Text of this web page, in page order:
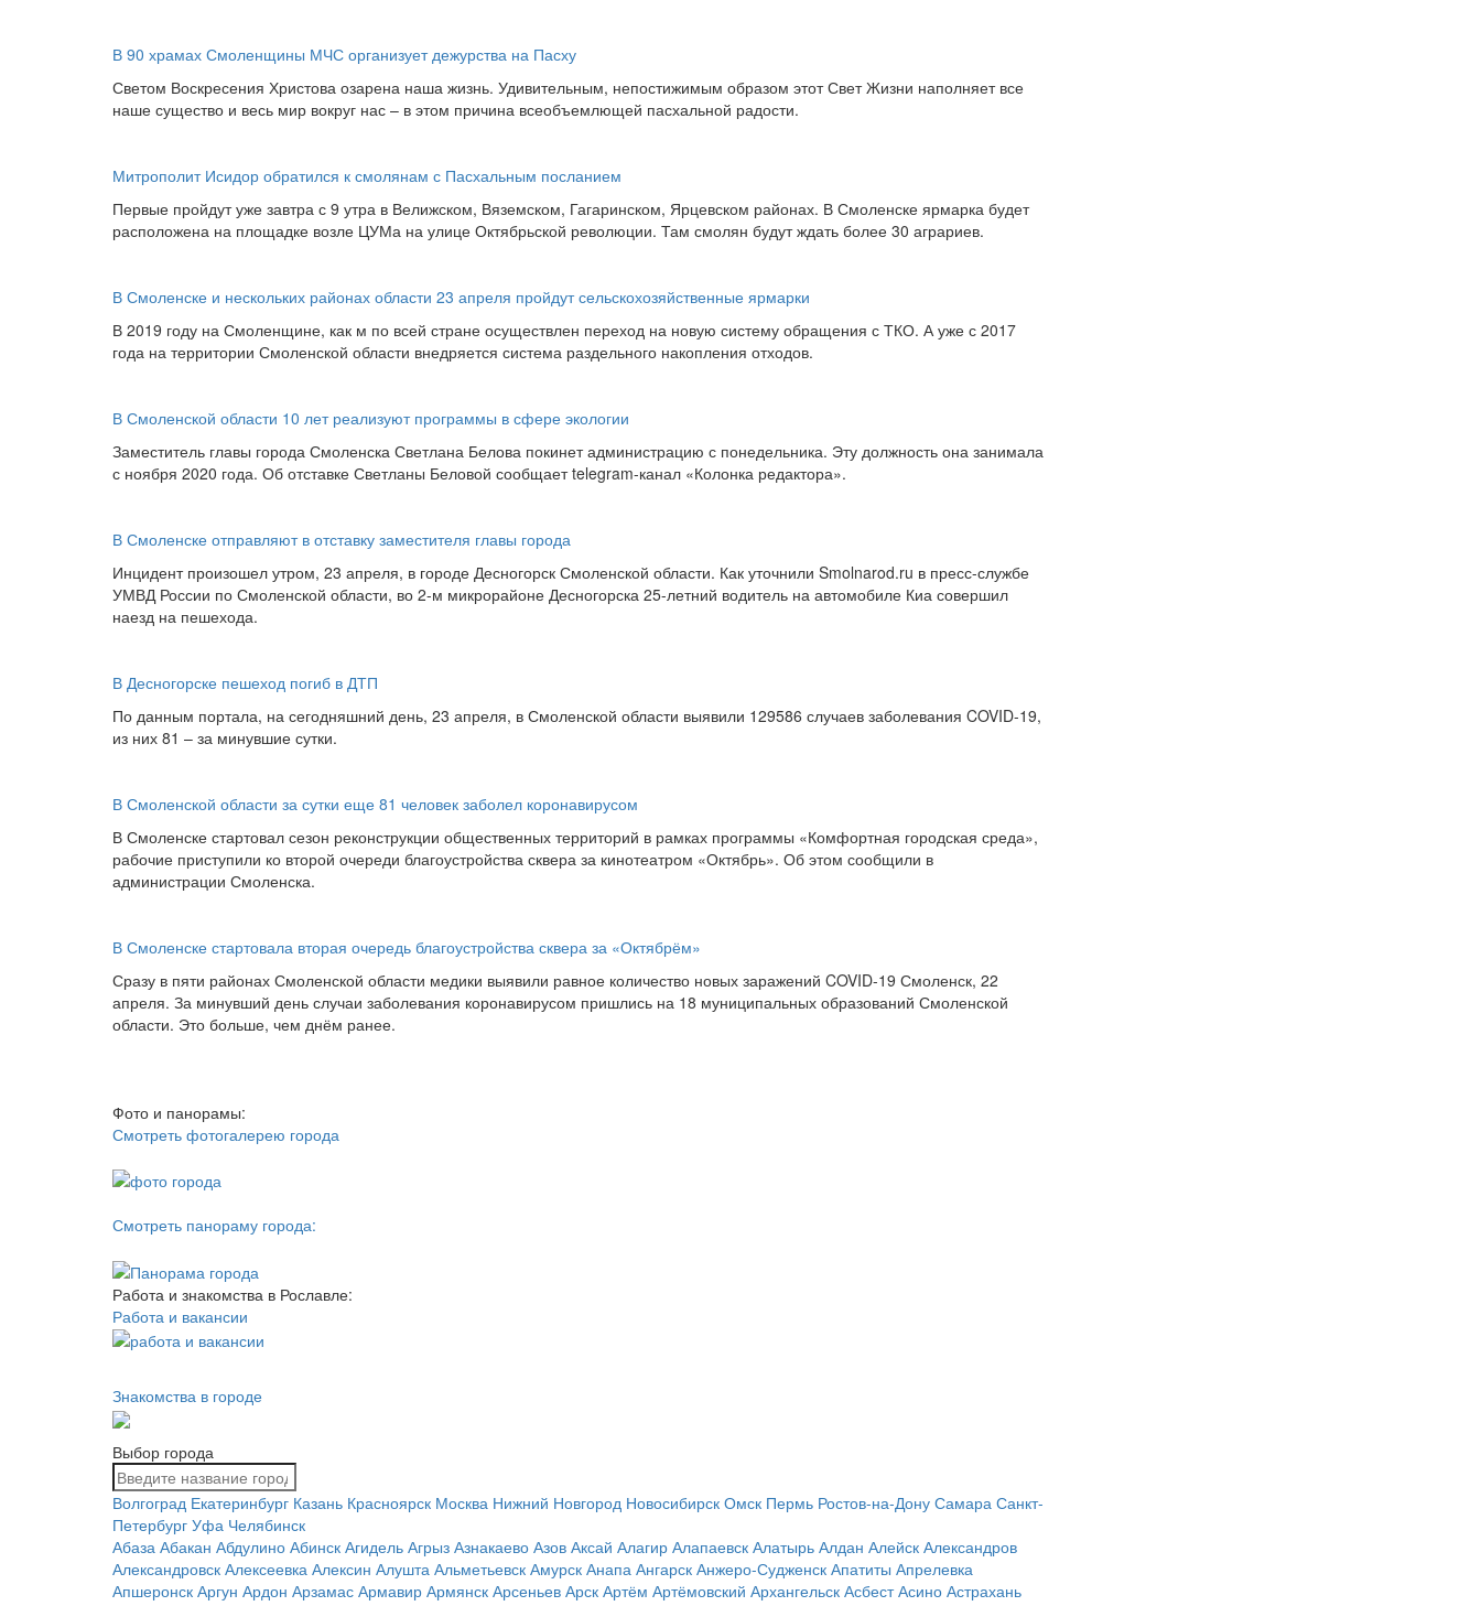
В 90 храмах Смоленщины МЧС организует дежурства на Пасху
Светом Воскресения Христова озарена наша жизнь. Удивительным, непостижимым образом этот Свет Жизни наполняет все
наше существо и весь мир вокруг нас – в этом причина всеобъемлющей пасхальной радости.
Митрополит Исидор обратился к смолянам с Пасхальным посланием
Первые пройдут уже завтра с 9 утра в Велижском, Вяземском, Гагаринском, Ярцевском районах. В Смоленске ярмарка будет
расположена на площадке возле ЦУМа на улице Октябрьской революции. Там смолян будут ждать более 30 аграриев.
В Смоленске и нескольких районах области 23 апреля пройдут сельскохозяйственные ярмарки
В 2019 году на Смоленщине, как м по всей стране осуществлен переход на новую систему обращения с ТКО. А уже с 2017
года на территории Смоленской области внедряется система раздельного накопления отходов.
В Смоленской области 10 лет реализуют программы в сфере экологии
Заместитель главы города Смоленска Светлана Белова покинет администрацию с понедельника. Эту должность она занимала
с ноября 2020 года. Об отставке Светланы Беловой сообщает telegram-канал «Колонка редактора».
В Смоленске отправляют в отставку заместителя главы города
Инцидент произошел утром, 23 апреля, в городе Десногорск Смоленской области. Как уточнили Smolnarod.ru в пресс-службе
УМВД России по Смоленской области, во 2-м микрорайоне Десногорска 25-летний водитель на автомобиле Киа совершил
наезд на пешехода.
В Десногорске пешеход погиб в ДТП
По данным портала, на сегодняшний день, 23 апреля, в Смоленской области выявили 129586 случаев заболевания COVID-19,
из них 81 – за минувшие сутки.
В Смоленской области за сутки еще 81 человек заболел коронавирусом
В Смоленске стартовал сезон реконструкции общественных территорий в рамках программы «Комфортная городская среда»,
рабочие приступили ко второй очереди благоустройства сквера за кинотеатром «Октябрь». Об этом сообщили в
администрации Смоленска.
В Смоленске стартовала вторая очередь благоустройства сквера за «Октябрём»
Сразу в пяти районах Смоленской области медики выявили равное количество новых заражений COVID-19 Смоленск, 22
апреля. За минувший день случаи заболевания коронавирусом пришлись на 18 муниципальных образований Смоленской
области. Это больше, чем днём ранее.
Фото и панорамы:
Смотреть фотогалерею города
Смотреть панораму города:
Работа и знакомства в Рославле:
Работа и вакансии
Знакомства в городе
Выбор города
Волгоград Екатеринбург Казань Красноярск Москва Нижний Новгород Новосибирск Омск Пермь Ростов-на-Дону Самара Санкт-
Петербург Уфа Челябинск
Абаза Абакан Абдулино Абинск Агидель Агрыз Азнакаево Азов Аксай Алагир Алапаевск Алатырь Алдан Алейск Александров
Александровск Алексеевка Алексин Алушта Альметьевск Амурск Анапа Ангарск Анжеро-Судженск Апатиты Апрелевка
Апшеронск Аргун Ардон Арзамас Армавир Армянск Арсеньев Арск Артём Артёмовский Архангельск Асбест Асино Астрахань